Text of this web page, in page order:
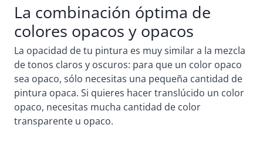
La combinación óptima de
colores opacos y opacos
La opacidad de tu pintura es muy similar a la mezcla
de tonos claros y oscuros: para que un color opaco
sea opaco, sólo necesitas una pequeña cantidad de
pintura opaca. Si quieres hacer translúcido un color
opaco, necesitas mucha cantidad de color
transparente u opaco.